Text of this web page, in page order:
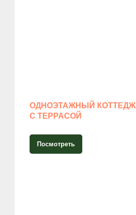
ОДНОЭТАЖНЫЙ КОТТЕДЖ
С ТЕРРАСОЙ
Посмотреть